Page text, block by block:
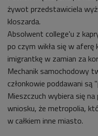
żywot przedstawiciela
kloszarda.
Absolwent college'u z
po czym wikła się w aferę
imigrantkę w zamian za
Mechanik samochodowy
członkowie poddawani są
Mieszczuch wybiera się
wniosku, że metropolia,
w całkiem inne miasto.